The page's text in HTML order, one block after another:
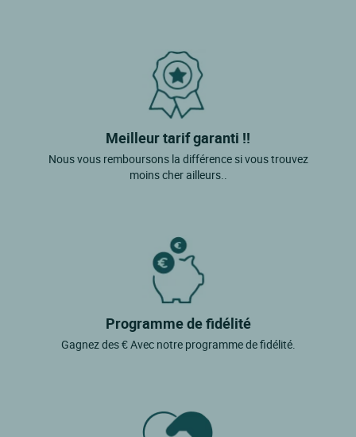
Meilleur tarif garanti !!
Nous vous remboursons la différence si vous trouvez
moins cher ailleurs..
Programme de fidélité
Gagnez des € Avec notre programme de fidélité.